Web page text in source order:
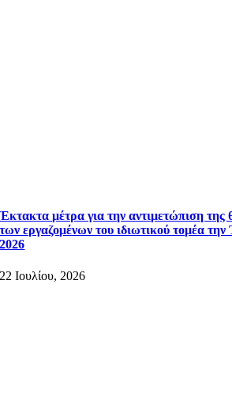
Έκτακτα μέτρα για την αντιμετώπιση της
των εργαζομένων του ιδιωτικού τομέα την
2026
22 Ιουλίου, 2026